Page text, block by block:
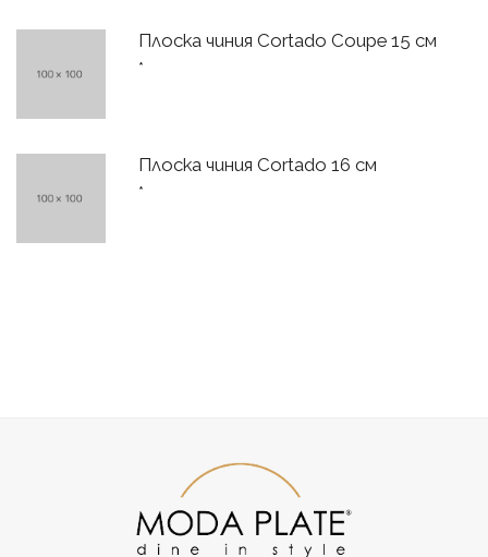
Плоска чиния Cortado Coupe 15 см
*
Плоска чиния Cortado 16 см
*